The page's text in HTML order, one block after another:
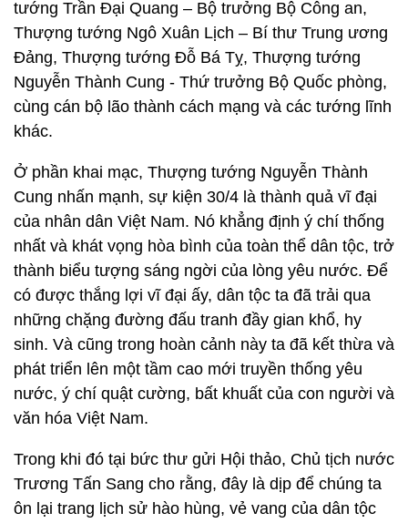
tướng Trần Đại Quang – Bộ trưởng Bộ Công an,
Thượng tướng Ngô Xuân Lịch – Bí thư Trung ương
Đảng, Thượng tướng Đỗ Bá Tỵ, Thượng tướng
Nguyễn Thành Cung - Thứ trưởng Bộ Quốc phòng,
cùng cán bộ lão thành cách mạng và các tướng lĩnh
khác.
Ở phần khai mạc, Thượng tướng Nguyễn Thành
Cung nhấn mạnh, sự kiện 30/4 là thành quả vĩ đại
của nhân dân Việt Nam. Nó khẳng định ý chí thống
nhất và khát vọng hòa bình của toàn thể dân tộc, trở
thành biểu tượng sáng ngời của lòng yêu nước. Để
có được thắng lợi vĩ đại ấy, dân tộc ta đã trải qua
những chặng đường đấu tranh đầy gian khổ, hy
sinh. Và cũng trong hoàn cảnh này ta đã kết thừa và
phát triển lên một tầm cao mới truyền thống yêu
nước, ý chí quật cường, bất khuất của con người và
văn hóa Việt Nam.
Trong khi đó tại bức thư gửi Hội thảo, Chủ tịch nước
Trương Tấn Sang cho rằng, đây là dịp để chúng ta
ôn lại trang lịch sử hào hùng, vẻ vang của dân tộc